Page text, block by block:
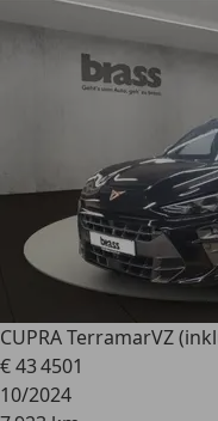
CUPRA TerramarVZ
€ 43 4501
10/2024